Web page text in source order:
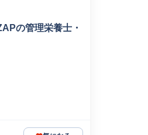
の管理栄養士・